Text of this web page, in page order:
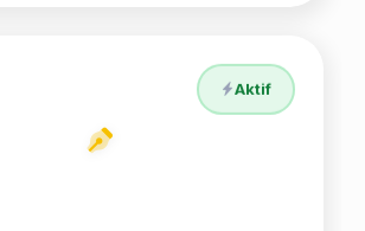
Aktif